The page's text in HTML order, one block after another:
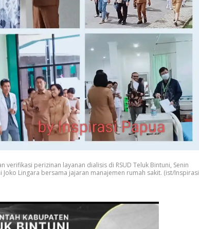
verifikasi perizinan layanan dialisis di RSUD Teluk Bintuni, Senin
Lingara bersama jajaran manajemen rumah sakit. (ist/Inspirasi